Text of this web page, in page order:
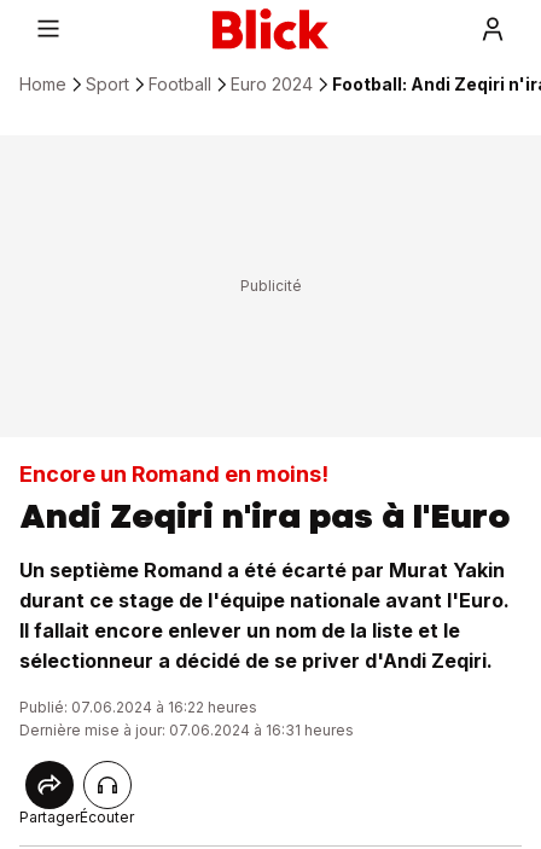
Home Sport Football Euro 2024 Football: Andi Zeqiri
Encore un Romand en moins!
Andi Zeqiri n'ira pas à l'Euro
Un septième Romand a été écarté par Murat Yakin
durant ce stage de l'équipe nationale avant l'Euro.
Il fallait encore enlever un nom de la liste et le
sélectionneur a décidé de se priver d'Andi Zeqiri.
Publié: 07.06.2024 à 16:22 heures
Dernière mise à jour: 07.06.2024 à 16:31 heures
PartagerÉcouter